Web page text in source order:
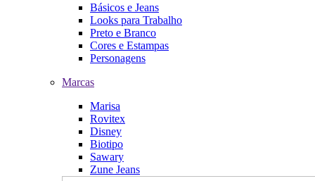
Básicos e Jeans
Looks para Trabalho
Preto e Branco
Cores e Estampas
Personagens
Marcas
Marisa
Rovitex
Disney
Biotipo
Sawary
Zune Jeans